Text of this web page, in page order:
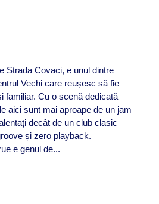
Strada Covaci, e unul dintre
Vechi care reușesc să fie
familiar. Cu o scenă dedicată
aici sunt mai aproape de un jam
decât de un club clasic –
și zero playback.
e genul de...